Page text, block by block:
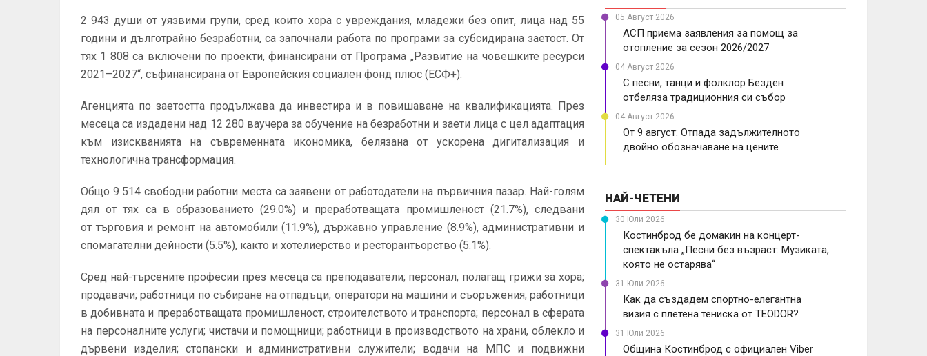
2 943 души от уязвими групи, сред които хора с увреждания, младежи без опит, лица над 55
години и дълготрайно безработни, са започнали работа по програми за субсидирана заетост. От
тях 1 808 са включени по проекти, финансирани от Програма „Развитие на човешките ресурси
2021–2027“, съфинансирана от Европейския социален фонд плюс (ЕСФ+).
Агенцията по заетостта продължава да инвестира и в повишаване на квалификацията. През
месеца са издадени над 12 280 ваучера за обучение на безработни и заети лица с цел адаптация
към изискванията на съвременната икономика, белязана от ускорена дигитализация и
технологична трансформация.
Общо 9 514 свободни работни места са заявени от работодатели на първичния пазар. Най-голям
дял от тях са в образованието (29.0%) и преработващата промишленост (21.7%), следвани
от търговия и ремонт на автомобили (11.9%), държавно управление (8.9%), административни и
спомагателни дейности (5.5%), както и хотелиерство и ресторантьорство (5.1%).
Сред най-търсените професии през месеца са преподаватели; персонал, полагащ грижи за хора;
продавачи; работници по събиране на отпадъци; оператори на машини и съоръжения; работници
в добивната и преработващата промишленост, строителството и транспорта; персонал в сферата
на персоналните услуги; чистачи и помощници; работници в производството на храни, облекло и
дървени изделия; стопански и административни служители; водачи на МПС и подвижни
05 Август 2026
АСП приема заявления за помощ за
отопление за сезон 2026/2027
04 Август 2026
С песни, танци и фолклор Безден
отбеляза традиционния си събор
04 Август 2026
От 9 август: Отпада задължителното
двойно обозначаване на цените
НАЙ-ЧЕТЕНИ
30 Юли 2026
Костинброд бе домакин на концерт-
спектакъла „Песни без възраст: Музиката,
която не остарява“
31 Юли 2026
Как да създадем спортно-елегантна
визия с плетена тениска от TEODOR?
31 Юли 2026
Община Костинброд с официален Viber